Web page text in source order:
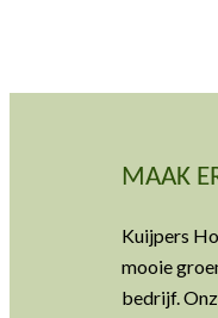
MAAK
Kuijpers
mooie
bedrijf.